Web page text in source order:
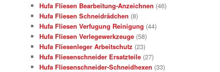
Hufa Fliesen Bearbeitung-Anzeichnen (46)
Hufa Fliesen Schneidrädchen (8)
Hufa Fliesen Verfugung Reinigung (44)
Hufa Fliesen Verlegewerkzeuge (58)
Hufa Fliesenleger Arbeitschutz (23)
Hufa Fliesenschneider Ersatzteile (27)
Hufa Fliesenschneider-Schneidhexen (33)